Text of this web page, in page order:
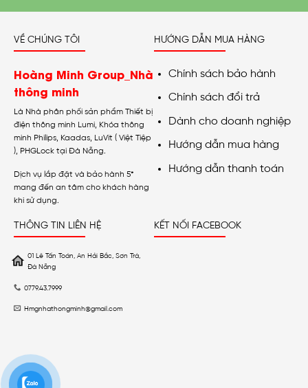
VỀ CHÚNG TÔI
Hoàng Minh Group_Nhà
thông minh
Là Nhà phân phối sản phẩm Thiết bị
điện thông minh Lumi, Khóa thông
minh Philips, Kaadas, LuVit ( Việt Tiệp
), PHGLock tại Đà Nẵng.
Dịch vụ lắp đặt và bảo hành 5*
mang đến an tâm cho khách hàng
khi sử dụng.
HƯỚNG DẪN MUA HÀNG
Chính sách bảo hành
Chính sách đổi trả
Dành cho doanh nghiệp
Hướng dẫn mua hàng
Hướng dẫn thanh toán
THÔNG TIN LIÊN HỆ
01 Lê Tấn Toán, An Hải Bắc, Sơn Trà,
Đà Nẵng
0779.43.7999
Hmgnhathongminh@gmail.com
KẾT NỐI FACEBOOK